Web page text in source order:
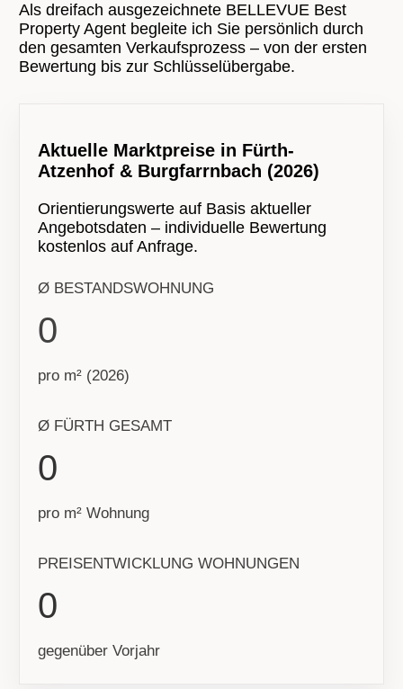
Als dreifach ausgezeichnete BELLEVUE Best
Property Agent begleite ich Sie persönlich durch
den gesamten Verkaufsprozess – von der ersten
Bewertung bis zur Schlüsselübergabe.
Aktuelle Marktpreise in Fürth-
Atzenhof & Burgfarrnbach (2026)
Orientierungswerte auf Basis aktueller
Angebotsdaten – individuelle Bewertung
kostenlos auf Anfrage.
Ø BESTANDSWOHNUNG
0
pro m² (2026)
Ø FÜRTH GESAMT
0
pro m² Wohnung
PREISENTWICKLUNG WOHNUNGEN
0
gegenüber Vorjahr